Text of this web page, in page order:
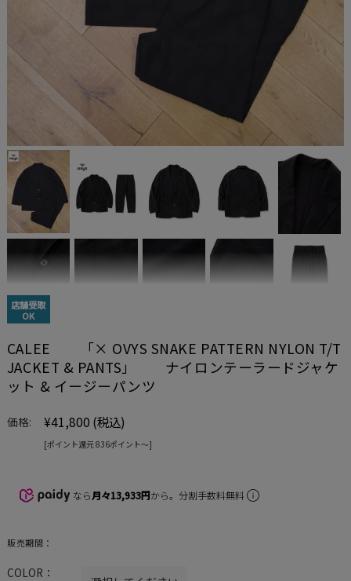
店舗受取
OK
CALEE 「× OVYS SNAKE PATTERN NYLON T/T
JACKET & PANTS」 ナイロンテーラードジャケ
ット & イージーパンツ
価格: ¥41,800 (税込)
[ポイント還元 836ポイント〜]
なら月々13,933円から。分割手数料無料
販売期間：
COLOR：